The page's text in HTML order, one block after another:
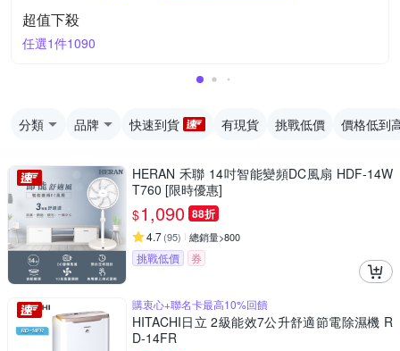
超值下殺
任選1件1090
分類 品牌 快速到貨 有現貨 挑戰低價 價格低到
HERAN 禾聯 14吋智能變頻DC風扇 HDF-14W
T760 [限時優惠]
$1,090 88折
4.7(95) 總銷量>800
挑戰低價 券
購衷心+聯名卡最高10%回饋
HITACHI日立 2級能效7公升舒適節電除濕機 R
D-14FR